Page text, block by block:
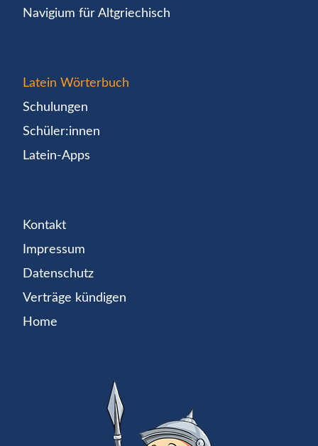
Navigium für Altgriechisch
Latein Wörterbuch
Schulungen
Schüler:innen
Latein-Apps
Kontakt
Impressum
Datenschutz
Verträge kündigen
Home